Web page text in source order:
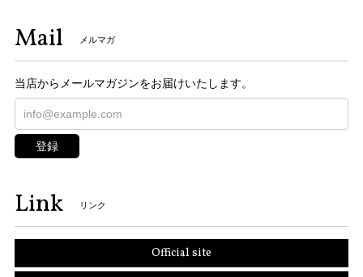
Mail メルマガ
当店からメールマガジンをお届けいたします。
登録
Link リンク
Official site